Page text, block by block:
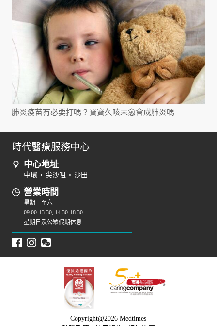
肺炎疫苗有必要打嗎？寶寶久咳未愈會成肺炎嗎
時代醫療服務中心
中心地址
中環 • 尖沙咀 • 沙田
營業時間
星期一至六
09:00-13:30, 14:30-18:30
星期日及公眾假期休息
Copyright@2026 Medtimes